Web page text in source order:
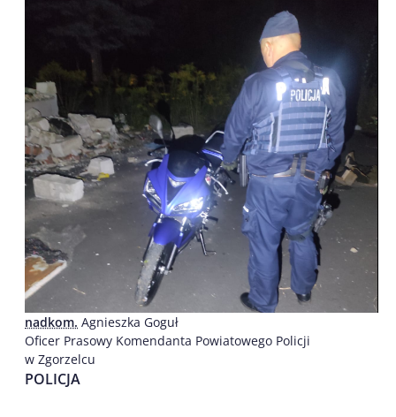
nadkom. Agnieszka Goguł
Oficer Prasowy Komendanta Powiatowego Policji
w Zgorzelcu
POLICJA